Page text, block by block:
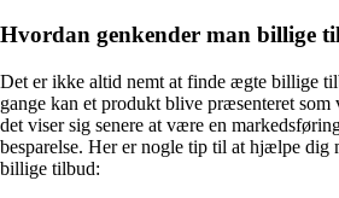
Hvordan genkender man billige
Det er ikke altid nemt at finde ægte billige
gange kan et produkt blive præsenteret
det viser sig senere at være en
besparelse. Her er nogle tip til at hjælpe dig
billige tilbud: